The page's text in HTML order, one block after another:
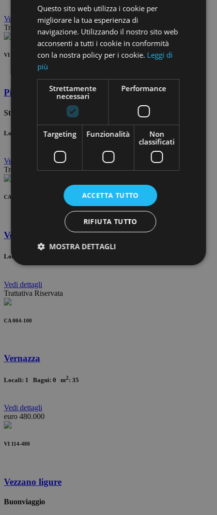
Vedi
dettagli
Trattativa Riservata
VI 111-RIS
Pietrasanta
Strettoia
Locali: 8 Bagni: 3 m2 : 400
Vedi
Trattativa Riservata
CA 004-101
Vernazza
Locali: 1 Bagni: 0 m
Vedi dettagli
Trattativa Riservata
CA 004-100
Vernazza
Locali: 1 Bagni: 0 m2: 35
Vedi dettagli
euro 480.000
VI 114-480
Vezzano ligure
Buonviaggio
Questo sito web utilizza i cookie per
migliorare la tua esperienza di
navigazione. Utilizzando il nostro sito web
acconsenti a tutti i cookie in conformità
con la nostra policy per i cookie. Leggi di
più
Strettamente
necessari
Performance
Targeting Funzionalità
Non
classificati
ACCETTA TUTTO
RIFIUTA TUTTO
MOSTRA DETTAGLI